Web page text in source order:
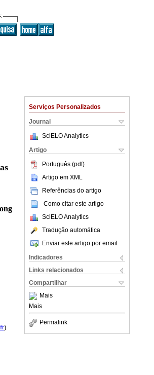
Serviços Personalizados
Journal
SciELO Analytics
Artigo
Português (pdf)
Artigo em XML
Referências do artigo
Como citar este artigo
SciELO Analytics
Tradução automática
Enviar este artigo por email
Indicadores
Links relacionados
Compartilhar
Mais
Mais
Permalink
)